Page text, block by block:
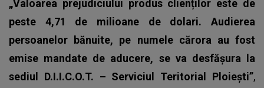
„Valoarea prejudiciului produs clienților este de
peste 4,71 de milioane de dolari. Audierea
persoanelor bănuite, pe numele cărora au fost
emise mandate de aducere, se va desfășura la
sediul D.I.I.C.O.T. – Serviciul Teritorial Ploiești”,